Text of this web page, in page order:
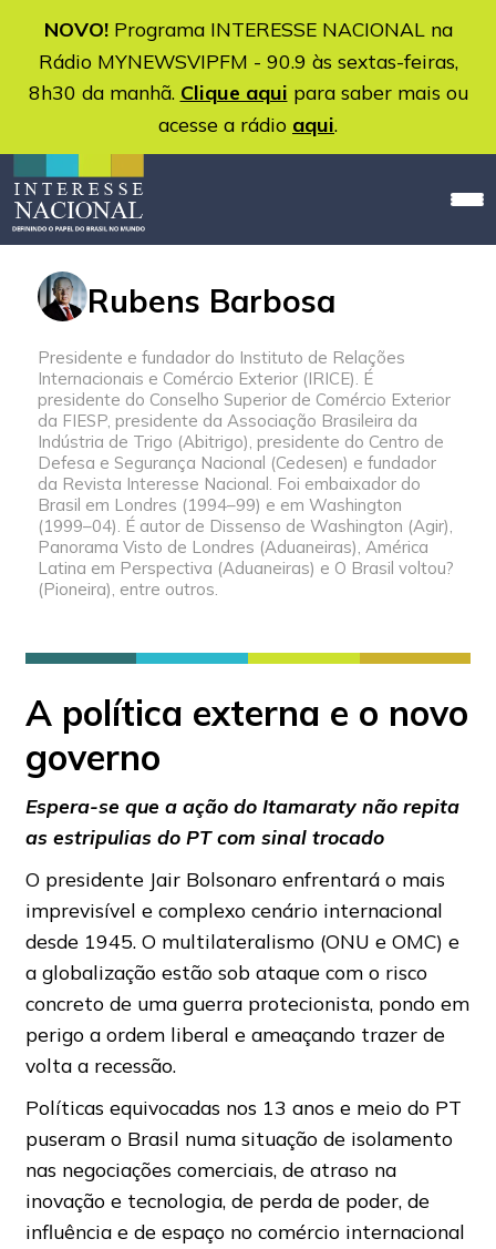
NOVO!Programa INTERESSE NACIONAL na
Rádio MYNEWSVIPFM - 90.9 às sextas-feiras,
8h30 da manhã. Clique aqui para saber mais ou
acesse a rádio aqui.
Rubens Barbosa
Presidente e fundador do Instituto de Relações
Internacionais e Comércio Exterior (IRICE). É
presidente do Conselho Superior de Comércio Exterior
da FIESP, presidente da Associação Brasileira da
Indústria de Trigo (Abitrigo), presidente do Centro de
Defesa e Segurança Nacional (Cedesen) e fundador
da Revista Interesse Nacional. Foi embaixador do
Brasil em Londres (1994–99) e em Washington
(1999–04). É autor de Dissenso de Washington (Agir),
Panorama Visto de Londres (Aduaneiras), América
Latina em Perspectiva (Aduaneiras) e O Brasil voltou?
(Pioneira), entre outros.
A política externa e o novo
governo
Espera-se que a ação do Itamaraty não repita
as estripulias do PT com sinal trocado
O presidente Jair Bolsonaro enfrentará o mais
imprevisível e complexo cenário internacional
desde 1945. O multilateralismo (ONU e OMC) e
a globalização estão sob ataque com o risco
concreto de uma guerra protecionista, pondo em
perigo a ordem liberal e ameaçando trazer de
volta a recessão.
Políticas equivocadas nos 13 anos e meio do PT
puseram o Brasil numa situação de isolamento
nas negociações comerciais, de atraso na
inovação e tecnologia, de perda de poder, de
influência e de espaço no comércio internacional